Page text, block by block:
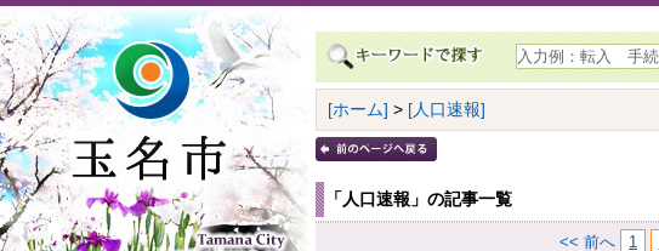
[ホーム] > [人口速報]
「人口速報」の記事一覧
<< 前へ 1